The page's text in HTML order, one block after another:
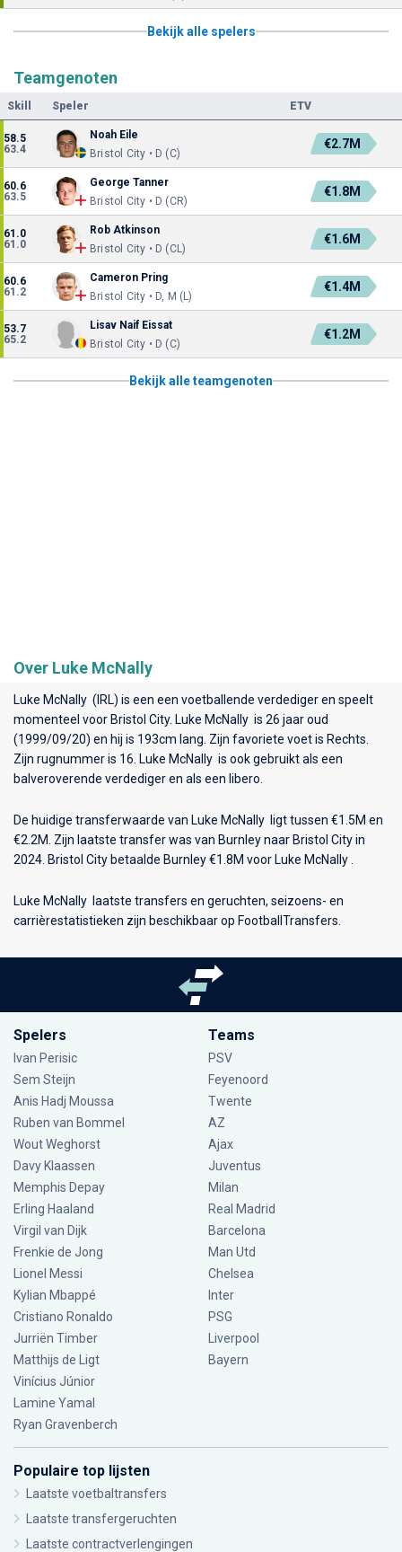
Bekijk alle spelers
Teamgenoten
Skill Speler ETV
58.5
63.4
Noah Eile
Bristol City • D (C)
€2.7M
60.6
63.5
George Tanner
Bristol City • D (CR)
€1.8M
61.0
61.0
Rob Atkinson
Bristol City • D (CL)
€1.6M
60.6
61.2
Cameron Pring
Bristol City • D, M (L)
€1.4M
53.7
65.2
Lisav Naif Eissat
Bristol City • D (C)
€1.2M
Bekijk alle teamgenoten
Over Luke McNally
Luke McNally (IRL) is een een voetballende verdediger en speelt
momenteel voor Bristol City. Luke McNally is 26 jaar oud
(1999/09/20) en hij is 193cm lang. Zijn favoriete voet is Rechts.
Zijn rugnummer is 16. Luke McNally is ook gebruikt als een
balveroverende verdediger en als een libero.
De huidige transferwaarde van Luke McNally ligt tussen €1.5M en
€2.2M. Zijn laatste transfer was van Burnley naar Bristol City in
2024. Bristol City betaalde Burnley €1.8M voor Luke McNally .
Luke McNally laatste transfers en geruchten, seizoens- en
carrièrestatistieken zijn beschikbaar op FootballTransfers.
Spelers
Ivan Perisic
Sem Steijn
Anis Hadj Moussa
Ruben van Bommel
Wout Weghorst
Davy Klaassen
Memphis Depay
Erling Haaland
Virgil van Dijk
Frenkie de Jong
Lionel Messi
Kylian Mbappé
Cristiano Ronaldo
Jurriën Timber
Matthijs de Ligt
Vinícius Júnior
Lamine Yamal
Ryan Gravenberch
Teams
PSV
Feyenoord
Twente
AZ
Ajax
Juventus
Milan
Real Madrid
Barcelona
Man Utd
Chelsea
Inter
PSG
Liverpool
Bayern
Populaire top lijsten
Laatste voetbaltransfers
Laatste transfergeruchten
Laatste contractverlengingen